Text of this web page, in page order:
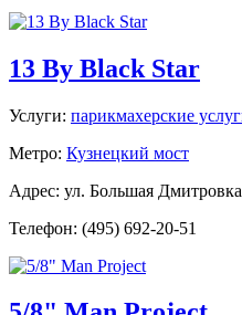
13 By Black Star
Услуги: парикмахерские
Метро: Кузнецкий мост
Адрес: ул. Большая
Телефон: (495) 692-20-51